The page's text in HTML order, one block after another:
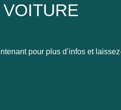
pour plus d’infos et